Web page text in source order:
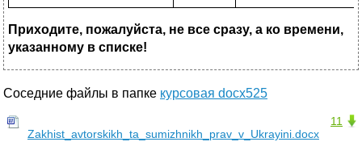
Приходите, пожалуйста, не все сразу, а ко времени,
указанному в списке!
Соседние файлы в папке курсовая docx525
11
Zakhist_avtorskikh_ta_sumizhnikh_prav_v_Ukrayini.docx